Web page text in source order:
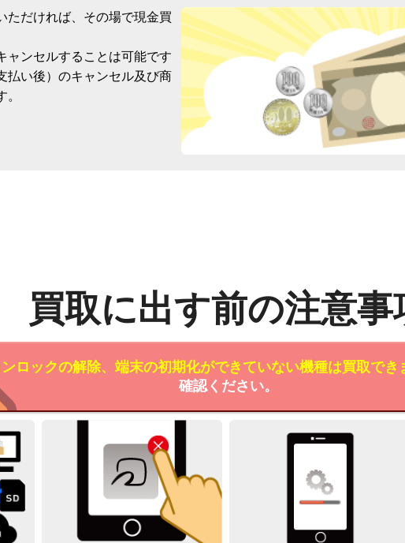
ただければ、その場で現金買
ャンセルすることは可能です
払い後）のキャンセル及び商
買取に出す前の注意事
ロックの解除、端末の初期化ができていない機種は買取でき
確認ください。